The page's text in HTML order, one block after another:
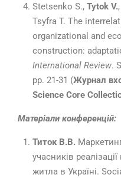
Stetsenko S., Tytok V.
Tsyfra T. The
оrganizational and
сonstruction:
International Review.
рр. 21-31 (Журнал
Science Core
Матеріали конференцій:
Титок В.В.
учасників
житла в Україні.